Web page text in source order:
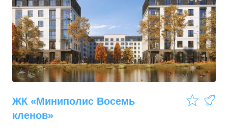
2-комн. кв. от11 350 000 ₽
52–61,5 м² 6 предложений
3-комн. кв. от15 984 470 ₽
68,7–72,8м² 6 предложений
ЖК «Миниполис Восемь
кленов»